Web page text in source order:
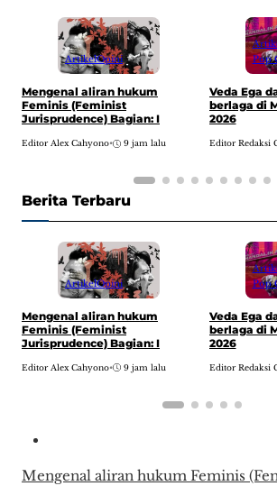
ArtikelOpini
Mengenal aliran hukum
Feminis (Feminist
Jurisprudence) Bagian: I
Editor Alex Cahyono• 9 jam lalu
Pop
Veda Ega
berlaga di
2026
Editor Redaksi
Berita Terbaru
ArtikelOpini
Mengenal aliran hukum
Feminis (Feminist
Jurisprudence) Bagian: I
Editor Alex Cahyono• 9 jam lalu
Pop
Veda Ega
berlaga di
2026
Editor Redaksi
Mengenal aliran hukum Feminis